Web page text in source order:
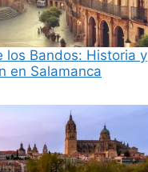
los Bandos: Historia y
en Salamanca